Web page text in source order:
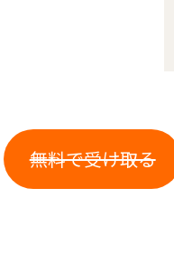
無料で受け取る